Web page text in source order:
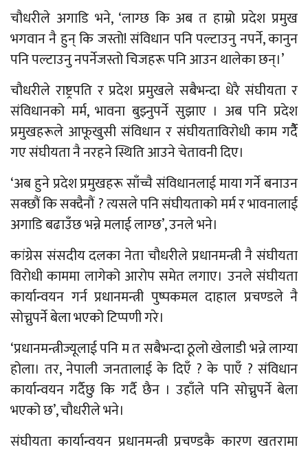
चौधरीले अगाडि भने, ‘लाग्छ कि अब त हाम्रो प्रदेश प्रमुख
भगवान नै हुन् कि जस्तो! संविधान पनि पल्टाउनु नपर्ने, कानुन
पनि पल्टाउनु नपर्नेजस्तो चिजहरू पनि आउन थालेका छन्।’
चौधरीले राष्ट्रपति र प्रदेश प्रमुखले सबैभन्दा धेरै संघीयता र
संविधानको मर्म, भावना बुझ्नुपर्ने सुझाए । अब पनि प्रदेश
प्रमुखहरूले आफूखुसी संविधान र संघीयताविरोधी काम गर्दैै
गए संघीयता नै नरहने स्थिति आउने चेतावनी दिए।
‘अब हुने प्रदेश प्रमुखहरू साँच्चै संविधानलाई माया गर्ने बनाउन
सक्छौं कि सक्दैनौं ? त्यसले पनि संघीयताको मर्म र भावनालाई
अगाडि बढाउँछ भन्ने मलाई लाग्छ’, उनले भने।
कांग्रेस संसदीय दलका नेता चौधरीले प्रधानमन्त्री नै संघीयता
विरोधी काममा लागेको आरोप समेत लगाए। उनले संघीयता
कार्यान्वयन गर्न प्रधानमन्त्री पुष्पकमल दाहाल प्रचण्डले नै
सोच्नुपर्ने बेला भएको टिप्पणी गरे।
‘प्रधानमन्त्रीज्यूलाई पनि म त सबैभन्दा ठूलो खेलाडी भन्ने लाग्या
होला। तर, नेपाली जनतालाई के दिएँ ? के पाएँ ? संविधान
कार्यान्वयन गर्दैछु कि गर्दै छैन । उहाँले पनि सोच्नुपर्ने बेला
भएको छ’, चौधरीले भने।
संघीयता कार्यान्वयन प्रधानमन्त्री प्रचण्डकै कारण खतरामा